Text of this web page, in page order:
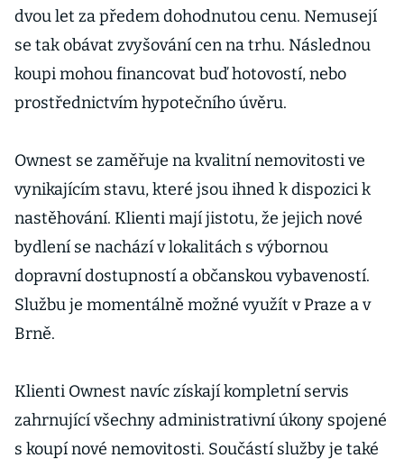
dvou let za předem dohodnutou cenu. Nemusejí
se tak obávat zvyšování cen na trhu. Následnou
koupi mohou financovat buď hotovostí, nebo
prostřednictvím hypotečního úvěru.
Ownest se zaměřuje na kvalitní nemovitosti ve
vynikajícím stavu, které jsou ihned k dispozici k
nastěhování. Klienti mají jistotu, že jejich nové
bydlení se nachází v lokalitách s výbornou
dopravní dostupností a občanskou vybaveností.
Službu je momentálně možné využít v Praze a v
Brně.
Klienti Ownest navíc získají kompletní servis
zahrnující všechny administrativní úkony spojené
s koupí nové nemovitosti. Součástí služby je také